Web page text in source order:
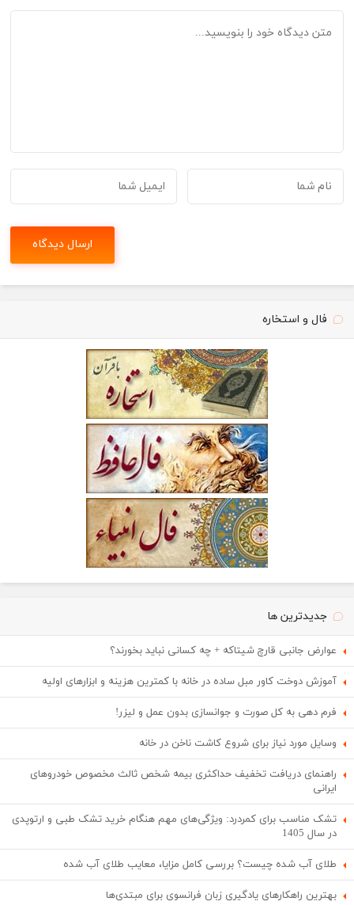
فال و استخاره
جدیدترین ها
عوارض جانبی قارچ شیتاکه + چه کسانی نباید بخورند؟
آموزش دوخت کاور مبل ساده در خانه با کمترین هزینه و ابزارهای اولیه
فرم دهی به کل صورت و جوانسازی بدون عمل و لیزر!
وسایل مورد نیاز برای شروع کاشت ناخن در خانه
راهنمای دریافت تخفیف حداکثری بیمه شخص ثالث مخصوص خودروهای
ایرانی
تشک مناسب برای کمردرد: ویژگی‌های مهم هنگام خرید تشک طبی و ارتوپدی
در سال 1405
طلای آب شده چیست؟ بررسی کامل مزایا، معایب طلای آب شده
بهترین راهکارهای یادگیری زبان فرانسوی برای مبتدی‌ها